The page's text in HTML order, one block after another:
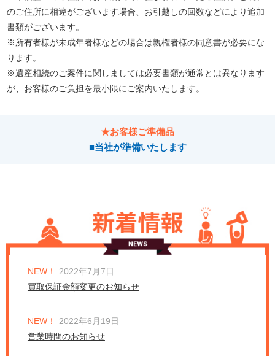
のご住所に相違がございます場合、お引越しの回数などにより追加
書類がございます。
※所有者様が未成年者様などの場合は親権者様の同意書が必要にな
ります。
※遺産相続のご案件に関しましては必要書類が通常とは異なります
が、お客様のご負担を最小限にご案内いたします。
★お客様ご準備品
■当社が準備いたします
NEW！
2022年7月7日
買取保証金額変更のお知らせ
NEW！
2022年6月19日
営業時間のお知らせ